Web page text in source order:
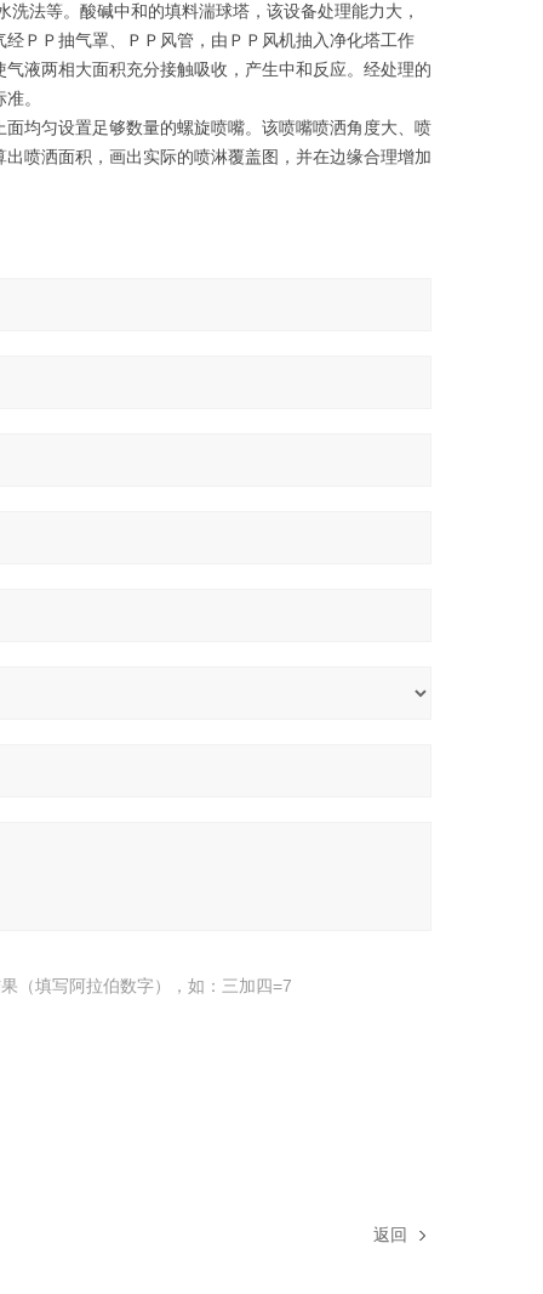
法等。酸碱中和的填料湍球塔，该设备处理能力大，
ＰＰ抽气罩、ＰＰ风管，由ＰＰ风机抽入净化塔工作
液两相大面积充分接触吸收，产生中和反应。经处理的
。
均匀设置足够数量的螺旋喷嘴。该喷嘴喷洒角度大、喷
喷洒面积，画出实际的喷淋覆盖图，并在边缘合理增加
（填写阿拉伯数字），如：三加四=7
返回